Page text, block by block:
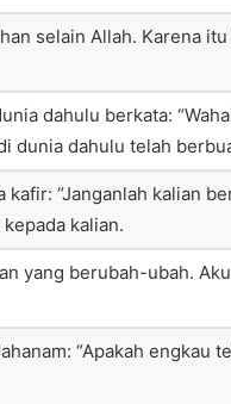
selain Allah. Karena
dahulu berkata:
dunia dahulu telah
“Janganlah kalian
kalian.
yang berubah-ubah.
“Apakah engkau